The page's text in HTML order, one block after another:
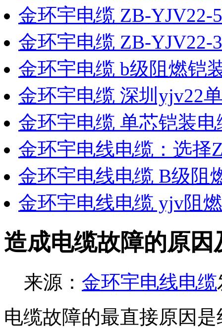
金环宇电缆 ZB-YJV22-
金环宇电缆 ZB-YJV22-
金环宇电缆 b级阻燃铠
金环宇电缆 深圳yjv22
金环宇电缆 单芯铠装
金环宇电线电缆：选择
金环宇电线电缆 B级阻
金环宇电线电缆 yjv阻
造成电缆故障的原
来源： 金环宇电线电缆
电缆故障的最直接原因